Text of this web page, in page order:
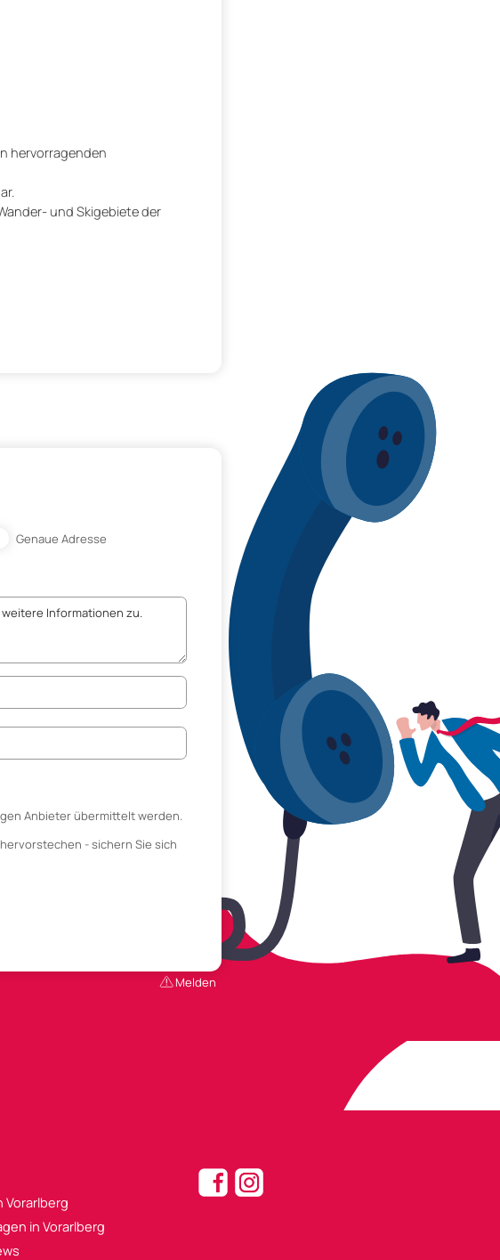
hervorragenden
und Skigebiete der
Genaue Adresse
Anbieter übermittelt werden.
- sichern Sie sich
Melden
Vorarlberg
in Vorarlberg